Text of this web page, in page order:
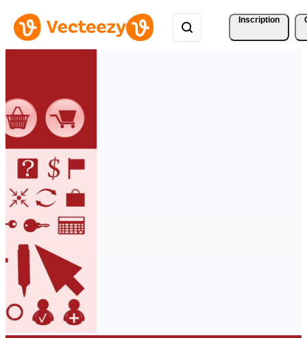
Inscription